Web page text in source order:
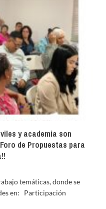
y academia son
de Propuestas para
temáticas, donde se
en: Participación